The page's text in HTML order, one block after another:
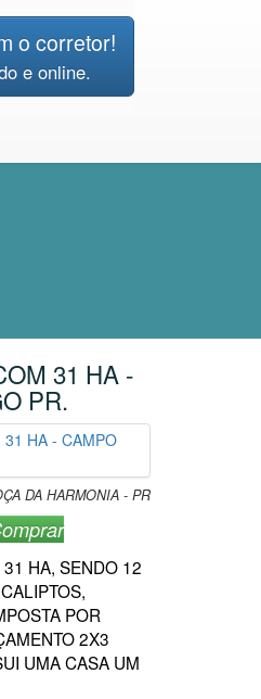
o corretor!
e online.
31 HA -
PR.
DA HARMONIA - PR
HA, SENDO 12
POR
2X3
UMA CASA UM